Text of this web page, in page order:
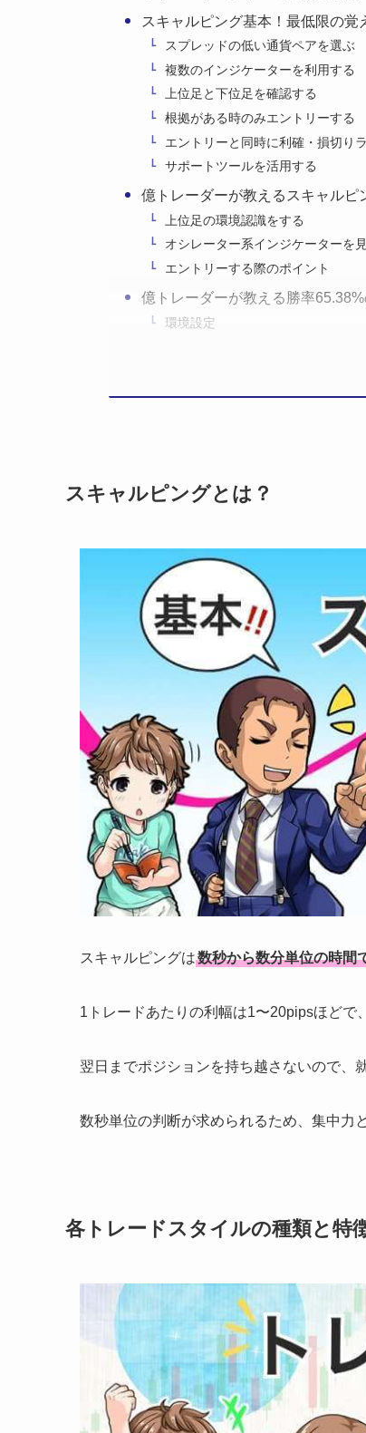
スキャルピング基本！最低限の覚
スプレッドの低い通貨ペアを選ぶ
複数のインジケーターを利用する
上位足と下位足を確認する
根拠がある時のみエントリーする
エントリーと同時に利確・損切り
サポートツールを活用する
億トレーダーが教えるスキャルピ
上位足の環境認識をする
オシレーター系インジケーターを
エントリーする際のポイント
億トレーダーが教える勝率
環境設定
スキャルピングとは？
スキャルピングは数秒から数分単位の時間
1トレードあたりの利幅は1〜20pipsほどで、
翌日までポジションを持ち越さないので、
数秒単位の判断が求められるため、集中力
各トレードスタイルの種類と特